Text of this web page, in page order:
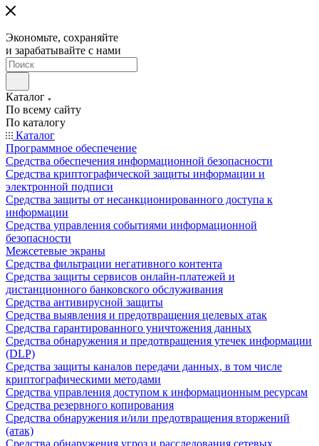
Экономьте, сохраняйте
и зарабатывайте с нами
Каталог
По всему сайту
По каталогу
Каталог
Программное обеспечение
Средства обеспечения информационной безопасности
Средства криптографической защиты информации и
электронной подписи
Средства защиты от несанкционированного доступа к
информации
Средства управления событиями информационной
безопасности
Межсетевые экраны
Средства фильтрации негативного контента
Средства защиты сервисов онлайн-платежей и
дистанционного банковского обслуживания
Средства антивирусной защиты
Средства выявления и предотвращения целевых атак
Средства гарантированного уничтожения данных
Средства обнаружения и предотвращения утечек информации
(DLP)
Средства защиты каналов передачи данных, в том числе
криптографическими методами
Средства управления доступом к информационным ресурсам
Средства резервного копирования
Средства обнаружения и/или предотвращения вторжений
(атак)
Средства обнаружения угроз и расследования сетевых